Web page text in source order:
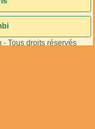
Tous droits réservés